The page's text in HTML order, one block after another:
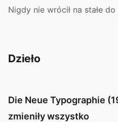
Nigdy nie wrócił na stałe
Dzieło
Die Neue Typographie
zmieniły wszystko